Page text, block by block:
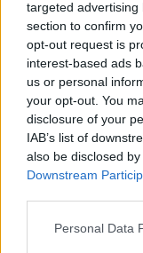
targeted
section to confirm
opt-out request is
interest-based ads
us or personal
your opt-out. You
disclosure of your
IAB’s list of
also be disclosed
Downstream
Personal Data